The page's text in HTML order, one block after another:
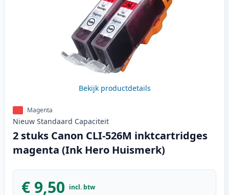
Bekijk productdetails
Magenta
Nieuw Standaard Capaciteit
2 stuks Canon CLI-526M inktcartridges
magenta (Ink Hero Huismerk)
€ 9,50 incl. btw